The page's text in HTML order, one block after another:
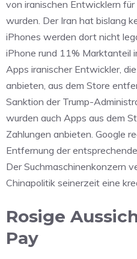
von iranischen Entwicklern
wurden. Der Iran hat bislang
iPhones werden dort nicht
iPhone rund 11% Marktanteil
Apps iranischer Entwickler,
anbieten, aus dem Store
Sanktion der Trump-
wurden auch Apps aus dem
Zahlungen anbieten. Google
Entfernung der
Der Suchmaschinenkonzern
Chinapolitik seinerzeit eine
Rosige
Pay